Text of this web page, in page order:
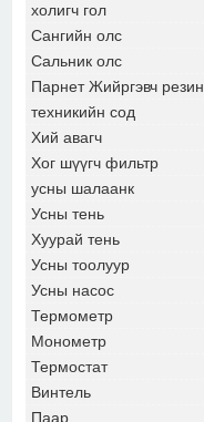
холигч гол
Сангийн олс
Сальник олс
Парнет Жийргэвч резин
техникийн сод
Хий авагч
Хог шүүгч фильтр
усны шалаанк
Усны тень
Хуурай тень
Усны тоолуур
Усны насос
Термометр
Монометр
Термостат
Винтель
Паар